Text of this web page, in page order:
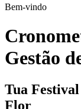
Bem-vindo
Gestão
Tua
Flor